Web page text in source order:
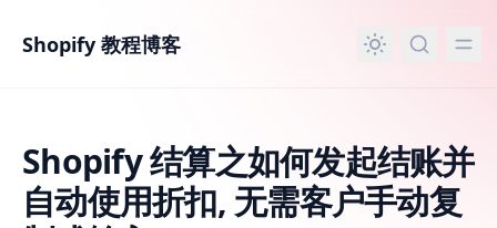
Shopify 教程博客
Shopify 结算之如何发起结账并
自动使用折扣, 无需客户手动复